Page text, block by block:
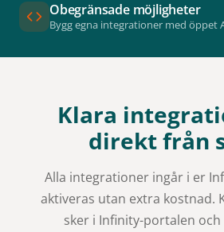
Obegränsade möjligheter
Bygg egna integrationer med öppet
Klara
direkt från
Alla integrationer ingår i er
aktiveras utan extra kostnad.
sker i Infinity-portalen